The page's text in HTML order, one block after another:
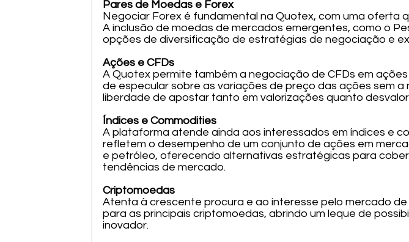
Pares de Moedas e Forex
Negociar Forex é fundamental na Quotex, com uma oferta
A inclusão de moedas de mercados emergentes, como o
opções de diversificação de estratégias de negociação e
Ações e CFDs
A Quotex permite também a negociação de CFDs em
de especular sobre as variações de preço das ações sem
liberdade de apostar tanto em valorizações quanto
Índices e Commodities
A plataforma atende ainda aos interessados em índices e
refletem o desempenho de um conjunto de ações em
e petróleo, oferecendo alternativas estratégicas para
tendências de mercado.
Criptomoedas
Atenta à crescente procura e ao interesse pelo mercado
para as principais criptomoedas, abrindo um leque de
inovador.